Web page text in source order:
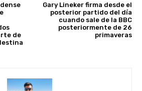
de
Gary Lineker firma desde el
posterior partido del día
cuando sale de la BBC
posteriormente de 26
primaveras